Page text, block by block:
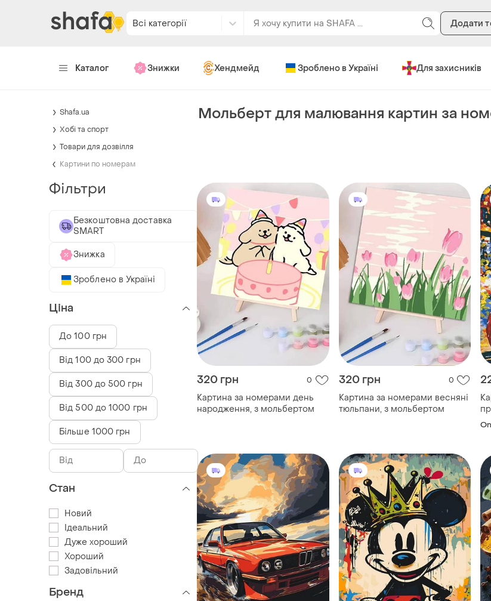
Всі категорії Додати
Каталог Знижки Хендмейд Зроблено в Україні Для захисників
Мольберт для малювання картин за
320 грн 0
Картина за номерами день
народження, з мольбертом
320 грн 0
Картина за номерами весняні
тюльпани, з мольбертом
Shafa.ua
Хобі та спорт
Товари для дозвілля
Картини по номерам
Фільтри
Безкоштовна доставка
SMART
Знижка
Зроблено в Україні
Ціна
До 100 грн
Від 100 до 300 грн
Від 300 до 500 грн
Від 500 до 1000 грн
Більше 1000 грн
Стан
Новий
Ідеальний
Дуже хороший
Хороший
Задовільний
Бренд